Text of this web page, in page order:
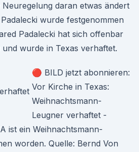
Neuregelung daran etwas ändert
wurde festgenommen
Padalecki hat sich offenbar
wurde in Texas verhaftet.
🔴 BILD jetzt abonnieren:
Vor Kirche in Texas:
Weihnachtsmann-
Leugner verhaftet -
ist ein Weihnachtsmann-
worden. Quelle: Bernd Von